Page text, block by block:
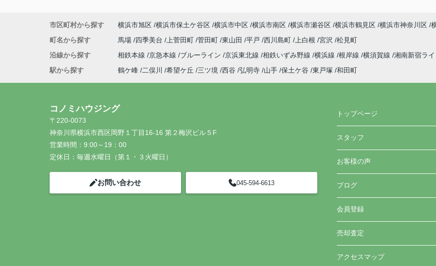
市区町村から探す 横浜市旭区 横浜市保土ケ谷区 横浜市中区 横浜市南区 横浜市瀬谷区 横浜市鶴見区 横浜市神奈川区
町名から探す
馬場 四季美台 上菅田町 菅田町 東山田 平戸 西川島町 上白根 宮沢
松見町
沿線から探す
相鉄本線 京急本線 ブルーライン 京浜東北線 相鉄いずみ野線 横浜線 根岸線 横須賀線 湘南新宿ラ
駅から探す
鶴ケ峰 二俣川 希望ケ丘 三ツ境 西谷 弘明寺 山手 保土ケ谷 東戸塚 和田町
コノミハウジング
〒220-0073
神奈川県横浜市西区岡野１丁目16-16 第２梅沢ビル５F
営業時間： 9:00～19：00
定休日： 毎週水曜日（第１・３火曜日）
お問い合わせ 045-594-6613
トップページ
スタッフ
お客様の声
ブログ
会員登録
売却査定
アクセスマップ